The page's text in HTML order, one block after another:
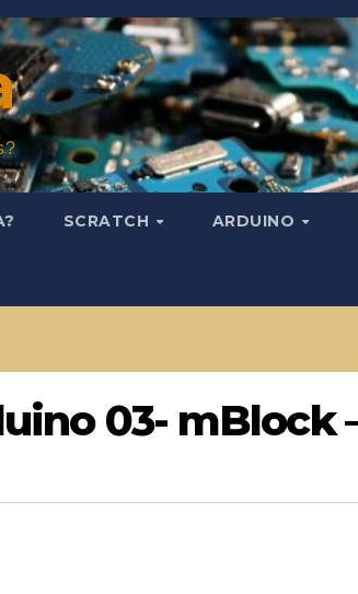
SCRATCH ARDUINO
03- mBlock